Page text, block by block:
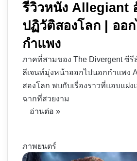
รีวิวหนัง Allegiant
ปฏิวัติสองโลก | ออ
กำแพง
ภาคที่สามของ The Divergent ซีรี
ลีเจนท์มุ่งหน้าออกไปนอกกำแพง
สองโลก พบกับเรื่องราวที่แอบแฝง
ฉากที่สวยงาม
อ่านต่อ »
ภาพยนตร์